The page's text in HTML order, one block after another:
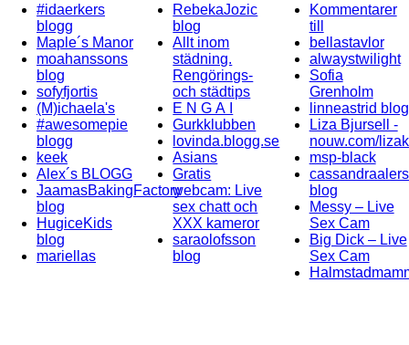
#idaerkers
blogg
Maple´s Manor
moahanssons
blog
sofyfjortis
(M)ichaela's
#awesomepie
blogg
keek
Alex´s BLOGG
JaamasBakingFactory
blog
HugiceKids
blog
mariellas
RebekaJozic
blog
Allt inom
städning.
Rengörings-
och städtips
E N G A I
Gurkklubben
lovinda.blogg.se
Asians
Gratis
webcam: Live
sex chatt och
XXX kameror
saraolofsson
blog
Kommentarer
till
bellastavlor
alwaystwilight
Sofia
Grenholm
linneastrid blog
Liza Bjursell -
nouw.com/
msp-black
blog
Messy – Live
Sex Cam
Big Dick – Live
Sex Cam